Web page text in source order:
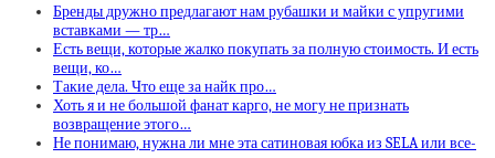
Бренды дружно предлагают нам рубашки и майки с упругими
вставками — тр…
Есть вещи, которые жалко покупать за полную стоимость. И есть
вещи, ко…
Такие дела. Что еще за найк про…
Хоть я и не большой фанат карго, не могу не признать
возвращение этого…
Не понимаю, нужна ли мне эта сатиновая юбка из SELA или все-